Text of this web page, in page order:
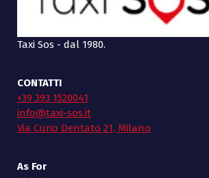
Taxi Sos - dal 1980.
CONTATTI
+39 393 1520041
info@taxi-sos.it
Via Curio Dentato 21, Milano
As For